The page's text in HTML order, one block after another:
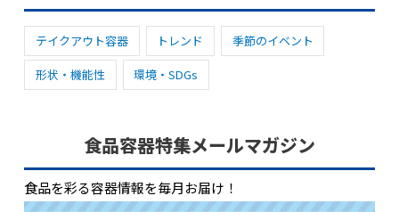
テイクアウト容器 トレンド
季節のイベント
形状・機能性
環境・SDGs
食品容器特集メールマガジン
食品を彩る容器情報を毎月お届け！